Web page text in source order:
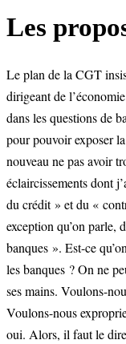
Les
Le plan de la CGT
dirigeant de
dans les questions de
pour pouvoir exposer
nouveau ne pas avoir
éclaircissements dont
du crédit » et du «
exception qu’on parle,
banques ». Est-ce
les banques ? On ne
ses mains. Voulons-
Voulons-nous
oui. Alors, il faut le